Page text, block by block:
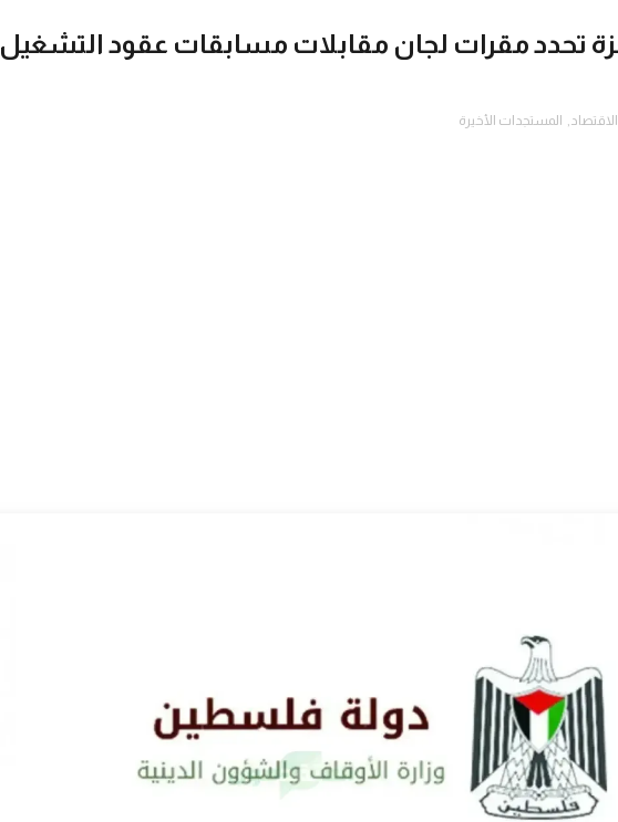
تحدد مقرات لجان مقابلات مسابقات عقود التشغيل
الاقتصاد, المستجدات الأخيرة